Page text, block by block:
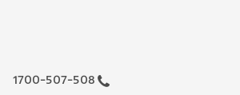
1700-507-508